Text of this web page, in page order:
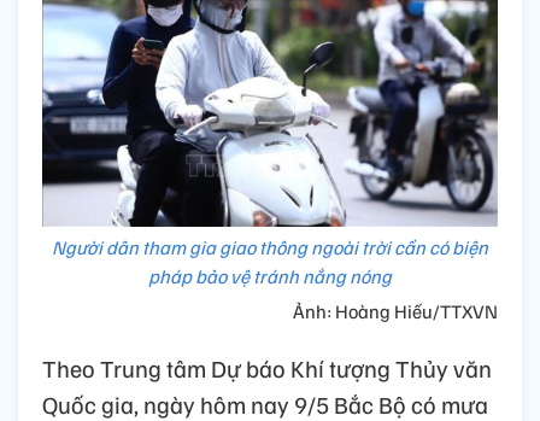
Người dân tham gia giao thông ngoài trời cần có biện
pháp bảo vệ tránh nắng nóng
Ảnh: Hoàng Hiếu/TTXVN
Theo Trung tâm Dự báo Khí tượng Thủy văn
Quốc gia, ngày hôm nay 9/5 Bắc Bộ có mưa